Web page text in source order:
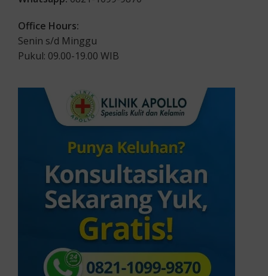
Office Hours:
Senin s/d Minggu
Pukul: 09.00-19.00 WIB